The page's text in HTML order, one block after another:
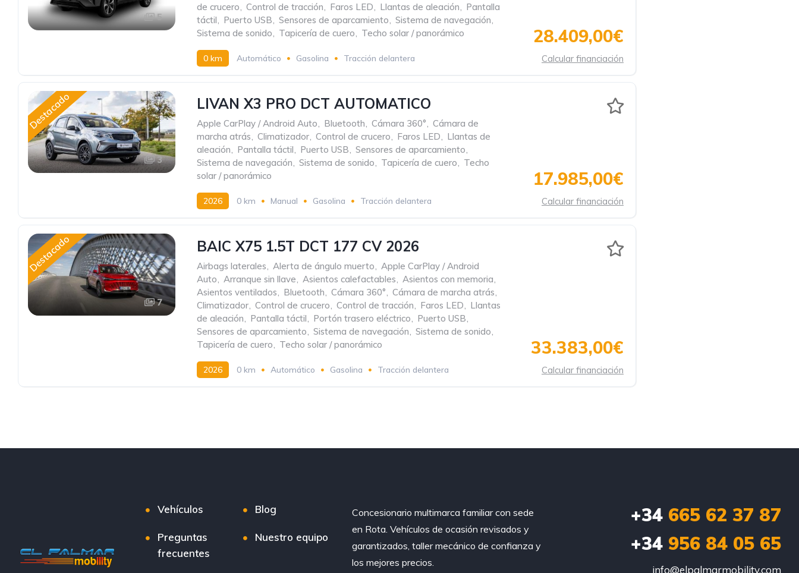
5
de crucero, Control de tracción, Faros LED, Llantas de aleación, Pantalla
táctil, Puerto USB, Sensores de aparcamiento, Sistema de navegación,
Sistema de sonido, Tapicería de cuero, Techo solar / panorámico
0 km Automático Gasolina Tracción delantera
28.409,00€
Calcular financiación
Destacado
3
LIVAN X3 PRO DCT AUTOMATICO
Apple CarPlay / Android Auto, Bluetooth, Cámara 360°, Cámara de
marcha atrás, Climatizador, Control de crucero, Faros LED, Llantas de
aleación, Pantalla táctil, Puerto USB, Sensores de aparcamiento,
Sistema de navegación, Sistema de sonido, Tapicería de cuero, Techo
solar / panorámico
2026 0 km Manual Gasolina Tracción delantera
17.985,00€
Calcular financiación
Destacado
7
BAIC X75 1.5T DCT 177 CV 2026
Airbags laterales, Alerta de ángulo muerto, Apple CarPlay / Android
Auto, Arranque sin llave, Asientos calefactables, Asientos con memoria,
Asientos ventilados, Bluetooth, Cámara 360°, Cámara de marcha atrás,
Climatizador, Control de crucero, Control de tracción, Faros LED, Llantas
de aleación, Pantalla táctil, Portón trasero eléctrico, Puerto USB,
Sensores de aparcamiento, Sistema de navegación, Sistema de sonido,
Tapicería de cuero, Techo solar / panorámico
2026 0 km Automático Gasolina Tracción delantera
33.383,00€
Calcular financiación
Vehículos Blog
Preguntas
frecuentes
Nuestro equipo
Concesionario multimarca familiar con sede
en Rota. Vehículos de ocasión revisados y
garantizados, taller mecánico de confianza y
los mejores precios.
+34665 62 37 87
+34956 84 05 65
info@elpalmarmobility.com